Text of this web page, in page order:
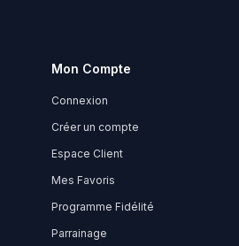
Mon Compte
Connexion
Créer un compte
Espace Client
Mes Favoris
Programme Fidélité
Parrainage